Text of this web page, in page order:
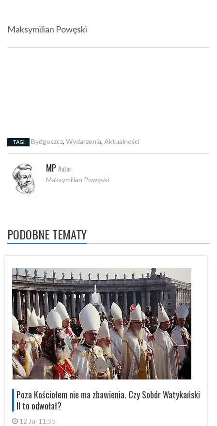
Maksymilian Powęski
TAGI Bydgoszcz, Wydarzenia, Aktualności
MP Autor
Maksymilian Powęski
PODOBNE TEMATY
Poza Kościołem nie ma zbawienia. Czy Sobór Watykański
II to odwołał?
12 Jul 11:55